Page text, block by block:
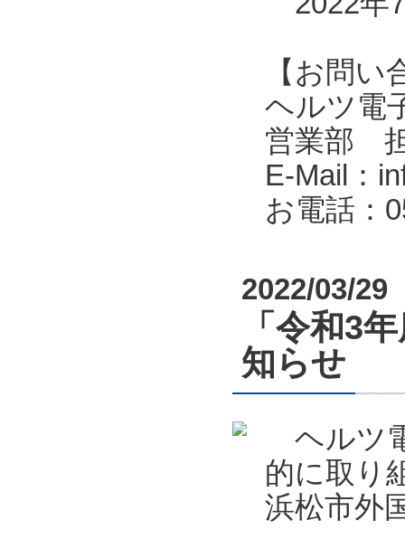
【お問い
ヘルツ電
営業部
E-Mail：
お電話：
2022/03/29
「令和3
知らせ
ヘルツ
的に取り
浜松市外